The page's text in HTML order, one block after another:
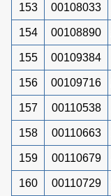
153 00108033
154 00108890
155 00109384
156 00109716
157 00110538
158 00110663
159 00110679
160 00110729